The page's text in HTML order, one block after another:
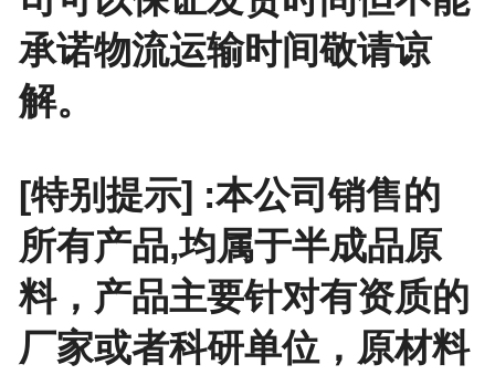
承诺物流运输时间敬请谅
解。
[特别提示] :本公司销售的
所有产品,均属于半成品原
料，产品主要针对有资质的
厂家或者科研单位，原材料